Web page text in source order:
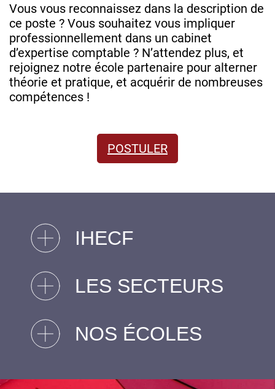
Vous vous reconnaissez dans la description de
ce poste ? Vous souhaitez vous impliquer
professionnellement dans un cabinet
d’expertise comptable ? N’attendez plus, et
rejoignez notre école partenaire pour alterner
théorie et pratique, et acquérir de nombreuses
compétences !
POSTULER
IHECF
LES SECTEURS
NOS ÉCOLES